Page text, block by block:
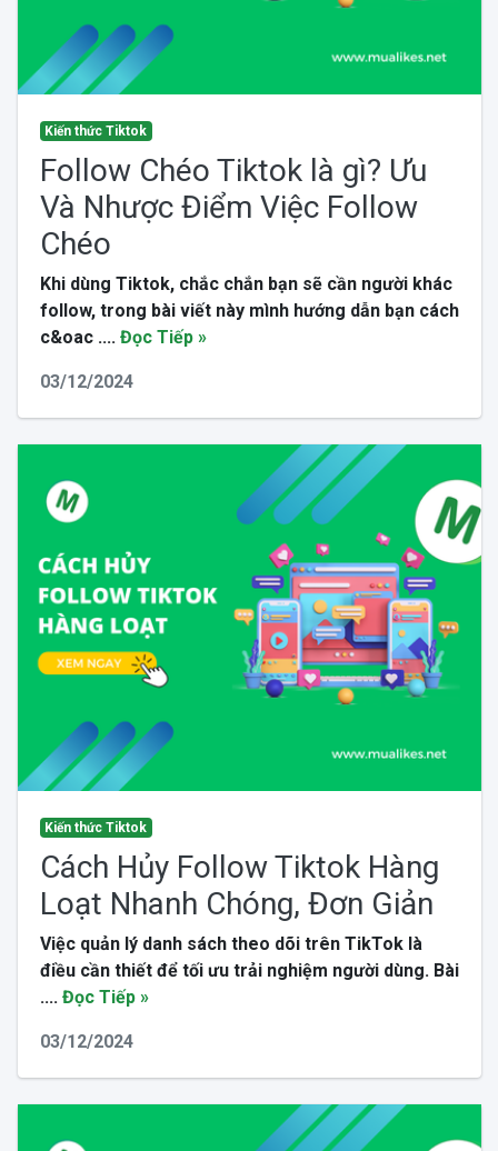
Kiến thức Tiktok
Follow Chéo Tiktok là gì? Ưu
Và Nhược Điểm Việc Follow
Chéo
Khi dùng Tiktok, chắc chắn bạn sẽ cần người khác
follow, trong bài viết này mình hướng dẫn bạn cách
c&oac .... Đọc Tiếp »
03/12/2024
Kiến thức Tiktok
Cách Hủy Follow Tiktok Hàng
Loạt Nhanh Chóng, Đơn Giản
Việc quản lý danh sách theo dõi trên TikTok là
điều cần thiết để tối ưu trải nghiệm người dùng. Bài
.... Đọc Tiếp »
03/12/2024